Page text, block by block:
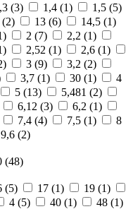
(3) 1,4 (1) 1,5 (5)
(2) 13 (6) 14,5 (1)
2 (7) 2,2 (1)
2,52 (1) 2,6 (1)
3 (9) 3,2 (2)
3,7 (1) 30 (1)
4
5 (13) 5,481 (2)
6,12 (3) 6,2 (1)
7,4 (4) 7,5 (1)
8
9,6 (2)
(48)
(5) 17 (1) 19 (1)
4 (5) 40 (1) 48 (1)